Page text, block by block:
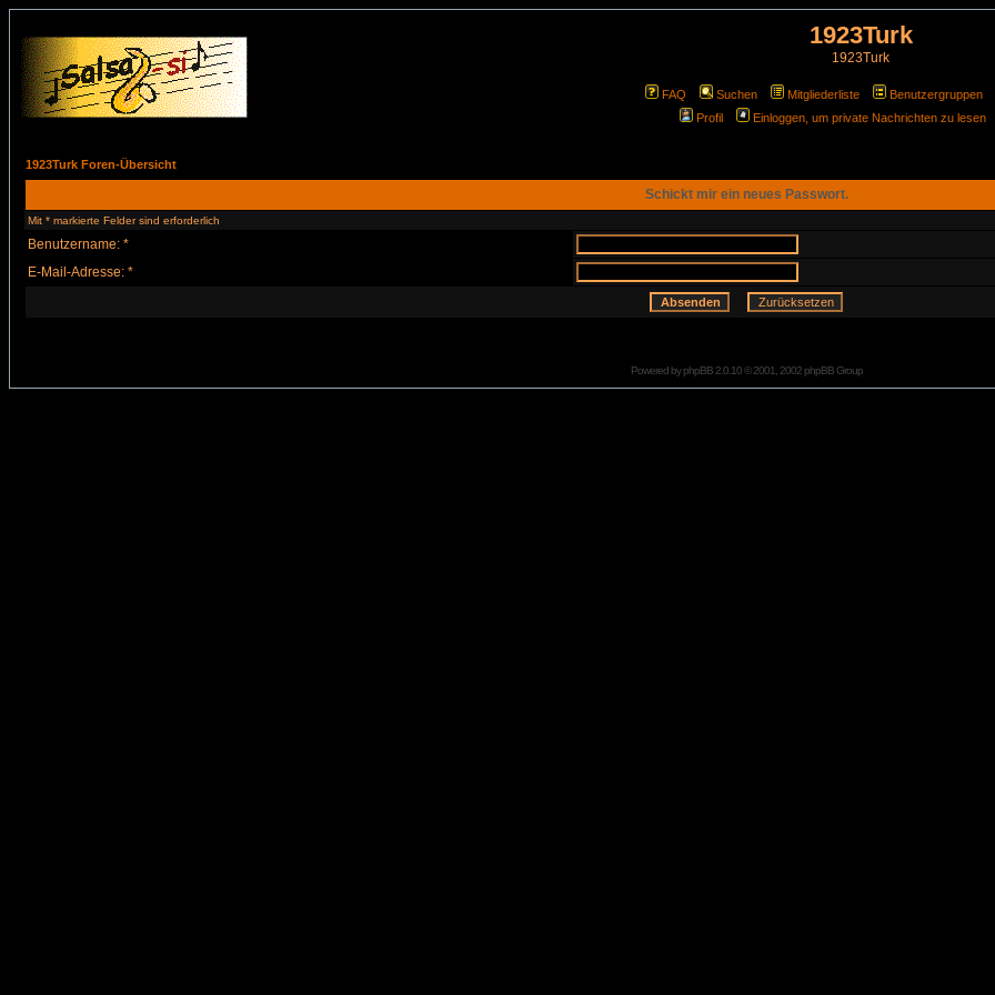
1923Turk
1923Turk
FAQ Suchen Mitgliederliste Benutzergruppen
Profil
Einloggen, um private Nachrichten zu lesen
1923Turk Foren-Übersicht
Schickt mir ein neues Passwort.
Mit * markierte Felder sind erforderlich
Benutzername: *
E-Mail-Adresse: *
Powered byphpBB2.0.10 © 2001, 2002 phpBB Group